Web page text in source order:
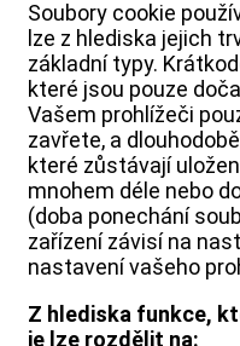
Soubory cookie
lze z hlediska jejich
základní typy.
které jsou pouze
Vašem prohlížeči
zavřete, a
které zůstávají
mnohem déle nebo
(doba ponechání
zařízení závisí na
nastavení vašeho
Z hlediska funkce,
je lze rozdělit na: